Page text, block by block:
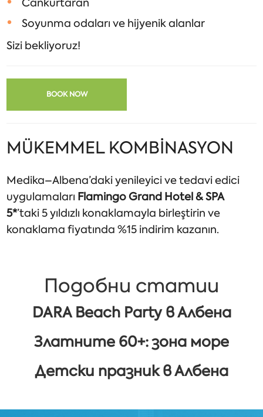
Cankurtaran
Soyunma odaları ve hijyenik alanlar
Sizi bekliyoruz!
BOOK NOW
MÜKEMMEL KOMBİNASYON
Medika–Albena’daki yenileyici ve tedavi edici
uygulamaları Flamingo Grand Hotel & SPA
5*’taki 5 yıldızlı konaklamayla birleştirin ve
konaklama fiyatında %15 indirim kazanın.
Подобни статии
DARA Beach Party в Албена
Златните 60+: зона море
Детски празник в Албена